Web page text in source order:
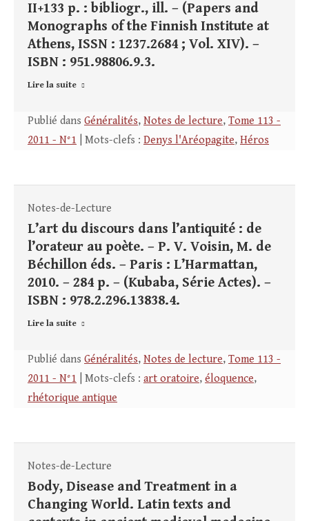
II+133 p. : bibliogr., ill. – (Papers and
Monographs of the Finnish Institute at
Athens, ISSN : 1237.2684 ; Vol. XIV). –
ISBN : 951.98806.9.3.
Lire la suite
Publié dans Généralités, Notes de lecture, Tome 113 -
2011 - N°1 | Mots-clefs : Denys l'Aréopagite, Héros
Notes-de-Lecture
L’art du discours dans l’antiquité : de
l’orateur au poète. – P. V. Voisin, M. de
Béchillon éds. – Paris : L’Harmattan,
2010. – 284 p. – (Kubaba, Série Actes). –
ISBN : 978.2.296.13838.4.
Lire la suite
Publié dans Généralités, Notes de lecture, Tome 113 -
2011 - N°1 | Mots-clefs : art oratoire, éloquence,
rhétorique antique
Notes-de-Lecture
Body, Disease and Treatment in a
Changing World. Latin texts and